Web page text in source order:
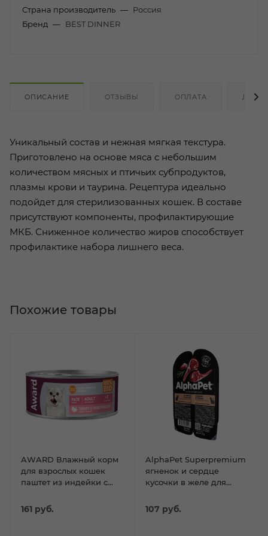
Страна производитель — Россия
Бренд — BEST DINNER
ОПИСАНИЕ ОТЗЫВЫ ОПЛАТА
Уникальный состав и нежная мягкая текстура.
Приготовлено на основе мяса с небольшим
количеством мясных и птичьих субпродуктов,
плазмы крови и таурина. Рецептура идеально
подойдет для стерилизованных кошек. В составе
присутствуют компоненты, профилактирующие
МКБ. Сниженное количество жиров способствует
профилактике набора лишнего веса.
AWARD Влажный корм
для взрослых кошек
паштет из индейки с
161 руб.
AlphaPet Superpremium
ягненок и сердце
кусочки в желе для
107 руб.
Похожие товары